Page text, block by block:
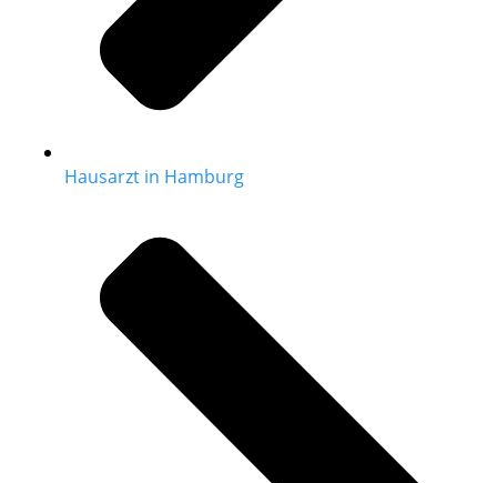
Hausarzt in Hamburg